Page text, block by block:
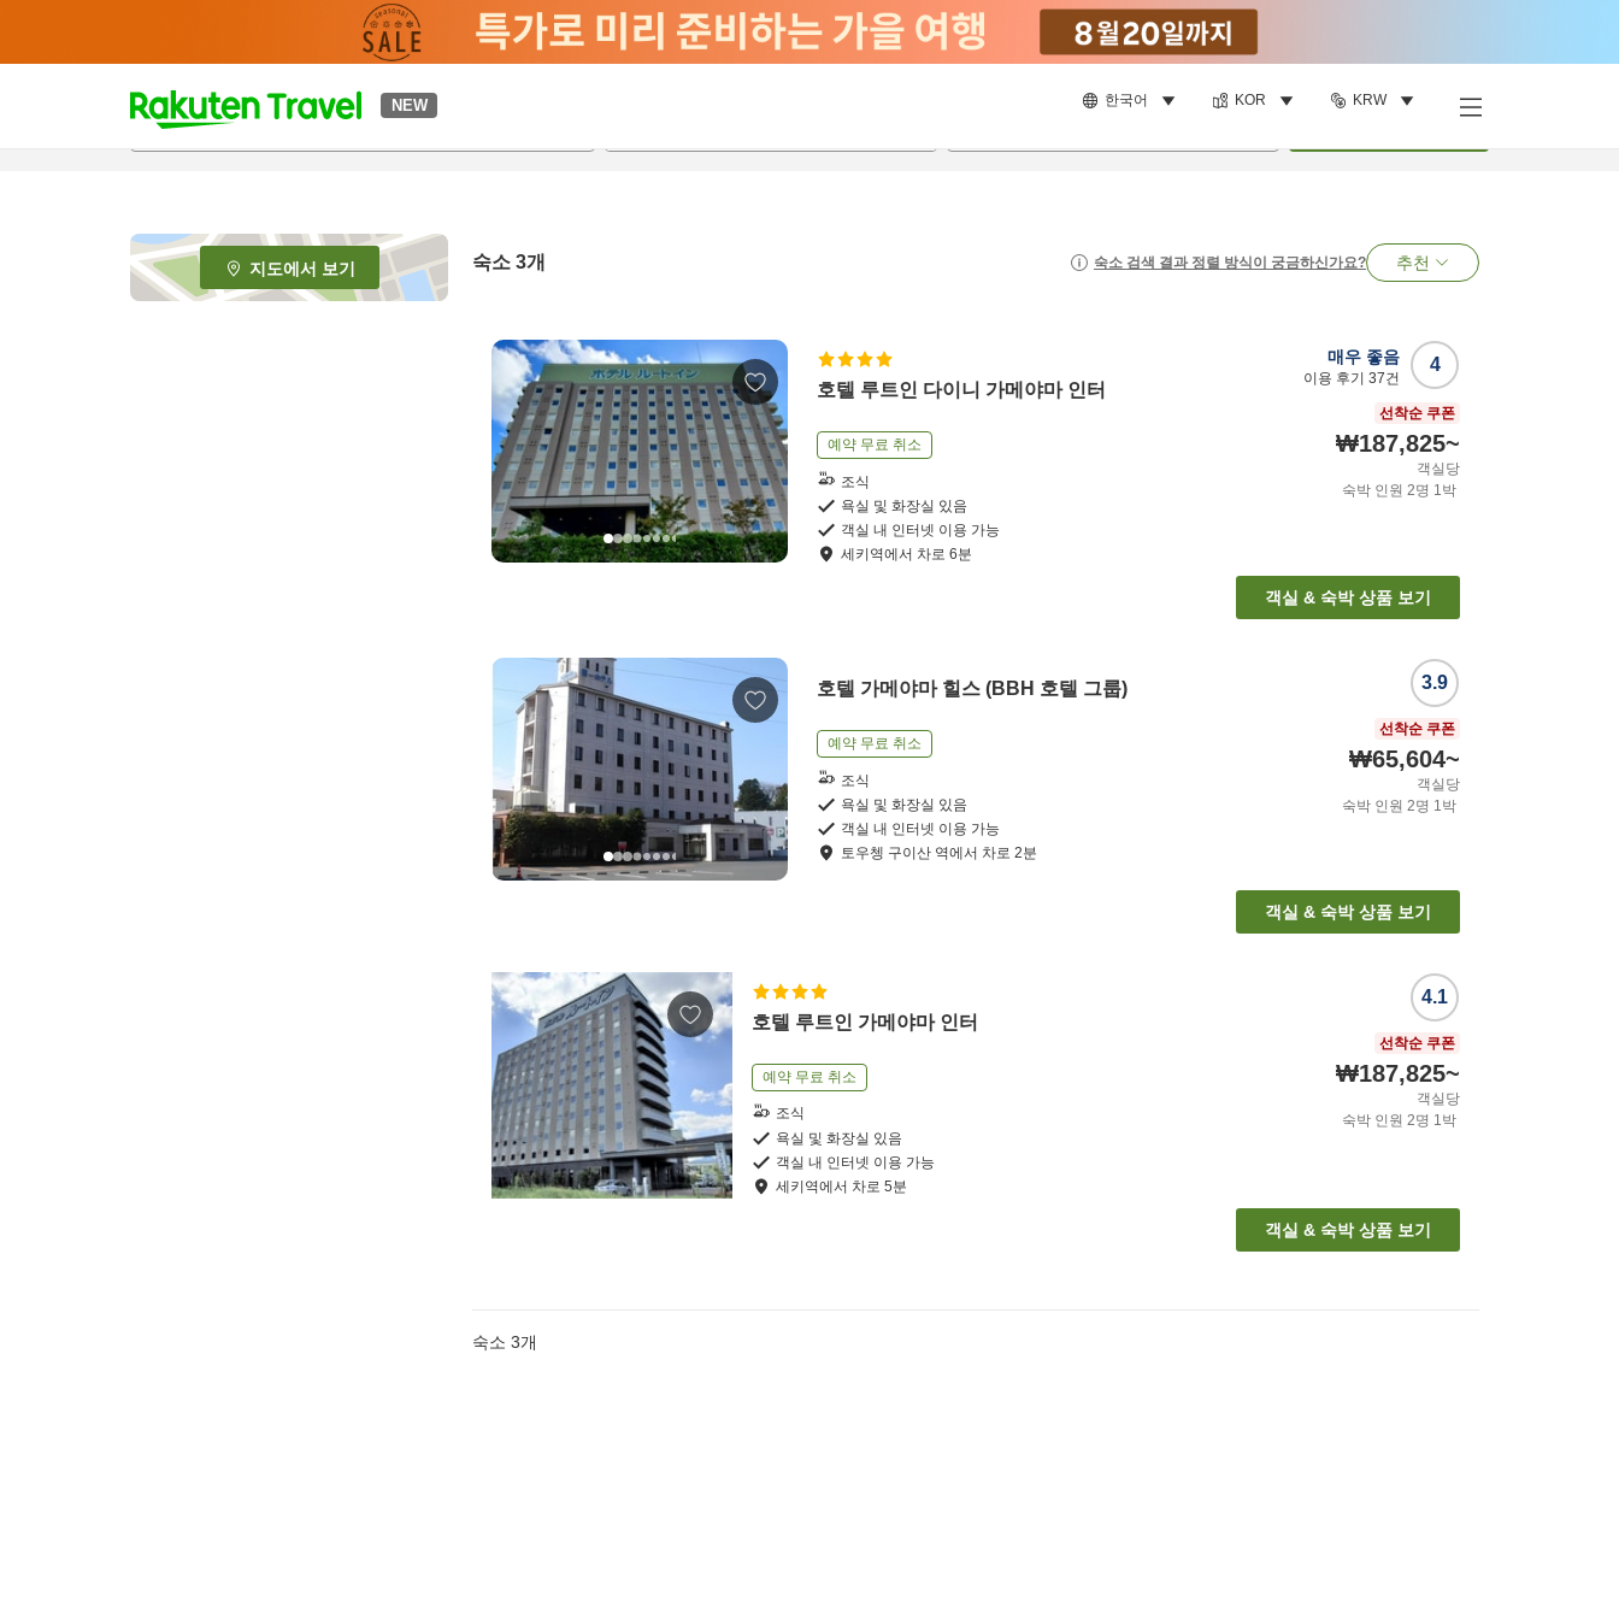
NEW 한국어 KOR KRW
t
p
e
_
s
지도에서 보기 숙소 3개 숙소 검색 결과 정렬 방식이 궁금하신가요? 추천
호텔 루트인 다이니 가메야마 인터
예약 무료 취소
조식
욕실 및 화장실 있음
객실 내 인터넷 이용 가능
세키역에서 차로 6분
4
매우 좋음
이용 후기 37건
선착순 쿠폰
₩187,825~
객실당
숙박 인원 2명 1박
객실 & 숙박 상품 보기
호텔 가메야마 힐스 (BBH 호텔 그룹)
예약 무료 취소
조식
욕실 및 화장실 있음
객실 내 인터넷 이용 가능
토우쳉 구이산 역에서 차로 2분
3.9
선착순 쿠폰
₩65,604~
객실당
숙박 인원 2명 1박
객실 & 숙박 상품 보기
호텔 루트인 가메야마 인터
예약 무료 취소
조식
욕실 및 화장실 있음
객실 내 인터넷 이용 가능
세키역에서 차로 5분
4.1
선착순 쿠폰
₩187,825~
객실당
숙박 인원 2명 1 박
객실 & 숙박 상품 보기
숙소 3개